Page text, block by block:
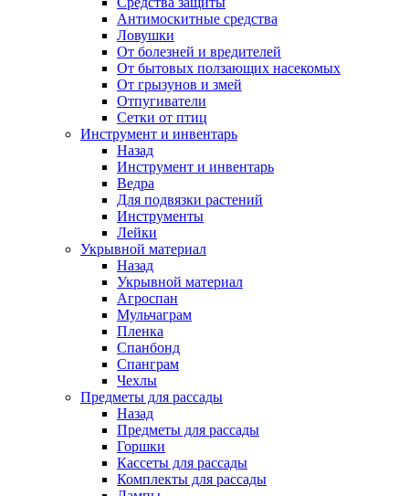
Антимоскитные средства
Ловушки
От болезней и вредителей
От бытовых ползающих насекомых
От грызунов и змей
Отпугиватели
Сетки от птиц
Инструмент и инвентарь
Назад
Инструмент и инвентарь
Ведра
Для подвязки растений
Инструменты
Лейки
Укрывной материал
Назад
Укрывной материал
Агроспан
Мульчаграм
Пленка
Спанбонд
Спанграм
Чехлы
Предметы для рассады
Назад
Предметы для рассады
Горшки
Кассеты для рассады
Комплекты для рассады